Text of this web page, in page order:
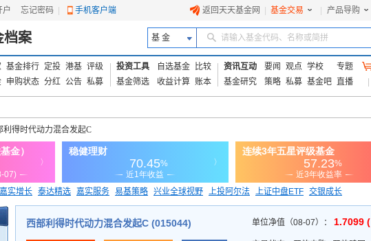
户 忘记密码 手机客户端 返回天天基金网 基金交易 产品导购
档案 基 金 请输入基金代码、名称或简拼
基金排行 定投 港基 评级
申购状态 分红 公告 私募
投资工具 自选基金
比较
基金筛选
收益计算 账本
资讯互动 要闻 观点 学校
专题
基金研究
策略 私募 基金吧 直播
利得时代动力混合发起C
嘉实增长 泰达精选 嘉实服务 易基策略 兴业全球视野 上投阿尔法 上证中盘ETF 交银成长
ETF
西部利得时代动力混合发起C (015044) 单位净值（08-07）： 1.7099